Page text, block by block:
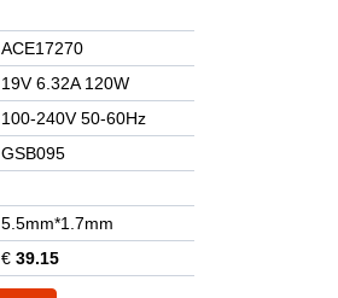
ACE17270
19V 6.32A 120W
100-240V 50-60Hz
GSB095
5.5mm*1.7mm
€ 39.15